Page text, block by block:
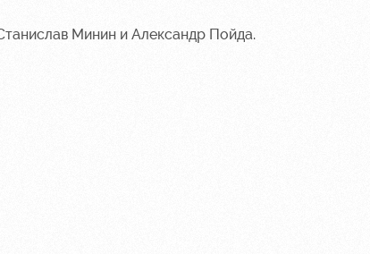
Минин и Александр Пойда.